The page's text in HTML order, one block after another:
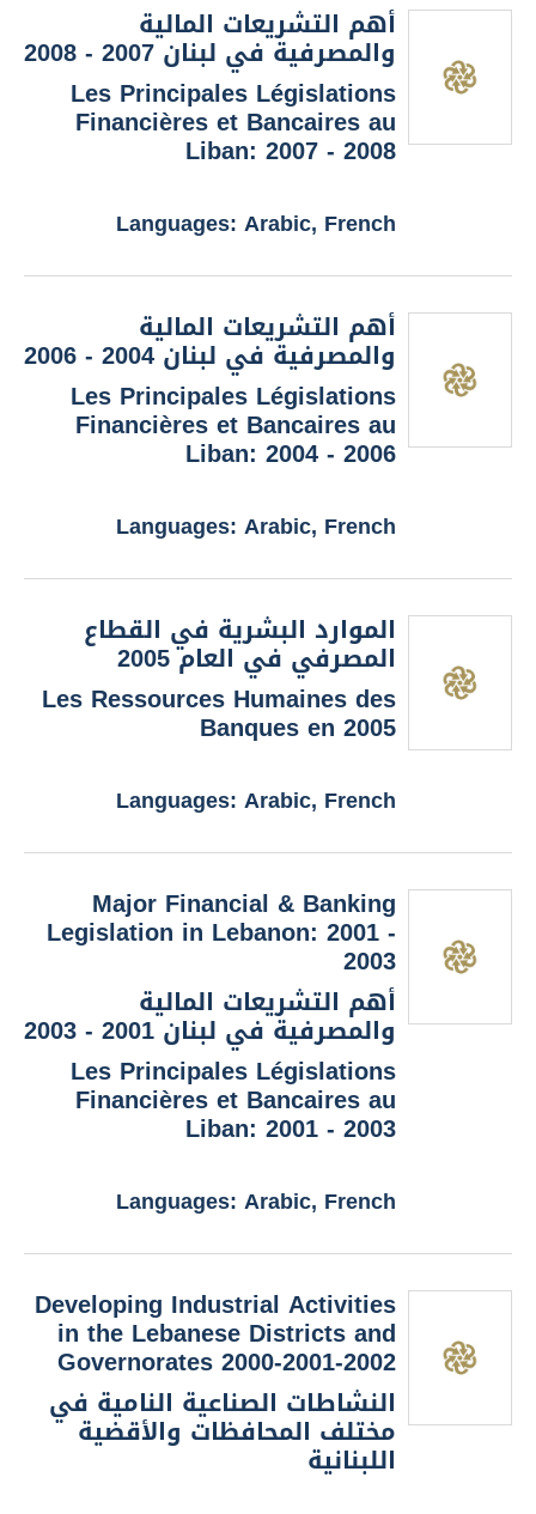
أهم التشريعات المالية
والمصرفية في لبنان 2007 - 2008
Les Principales Législations
Financières et Bancaires au
Liban: 2007 - 2008
Languages: Arabic, French
أهم التشريعات المالية
والمصرفية في لبنان 2004 - 2006
Les Principales Législations
Financières et Bancaires au
Liban: 2004 - 2006
Languages: Arabic, French
الموارد البشرية في القطاع
المصرفي في العام 2005
Les Ressources Humaines des
Banques en 2005
Languages: Arabic, French
Major Financial & Banking
Legislation in Lebanon: 2001 -
2003
أهم التشريعات المالية
والمصرفية في لبنان 2001 - 2003
Les Principales Législations
Financières et Bancaires au
Liban: 2001 - 2003
Languages: Arabic, French
Developing Industrial Activities
in the Lebanese Districts and
Governorates 2000-2001-2002
النشاطات الصناعية النامية في
مختلف المحافظات والأقضية
اللبنانية